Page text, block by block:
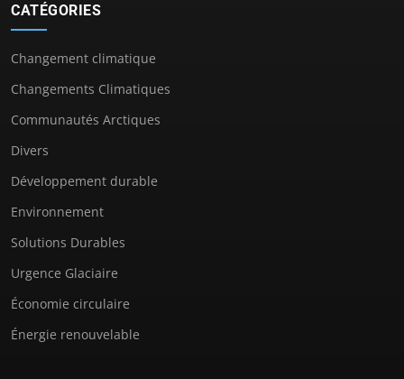
CATÉGORIES
Changement climatique
Changements Climatiques
Communautés Arctiques
Divers
Développement durable
Environnement
Solutions Durables
Urgence Glaciaire
Économie circulaire
Énergie renouvelable